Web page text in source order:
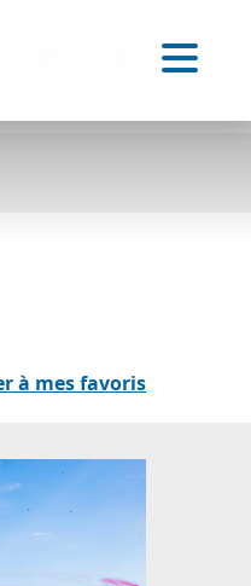
favoris
à mes favoris